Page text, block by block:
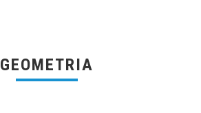
GEOMETRIA